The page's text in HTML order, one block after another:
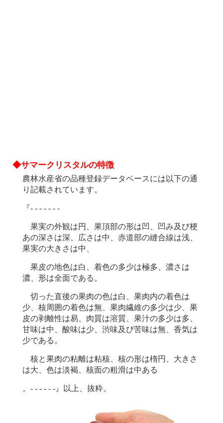
◆サマークリスタルの特徴
農林水産省の品種登録データベースには以下の通
り記載されています。
『- - - - - - -
果実の外観は円、果頂部の形は凹、凹み及び梗
あの深さは深、広さは中、赤道部の縫合線は浅、
果実の大きさは中、
果皮の地色は白、着色の多少は極多、濃さは
濃、形は全面である。
切った直後の果肉の色は白、果肉内の着色は
少、核周囲の着色は無、果肉繊維の多少は少、果
皮の剥離性は易、肉質は溶質、果汁の多少は多、
甘味は中、酸味は少、渋味及び苦味は無、香気は
少である。
核と果肉の粘離は粘核、核の形は楕円、大きさ
は大、色は淡褐、核面の粗滑は中ある
。- - - - - -』以上、抜粋。